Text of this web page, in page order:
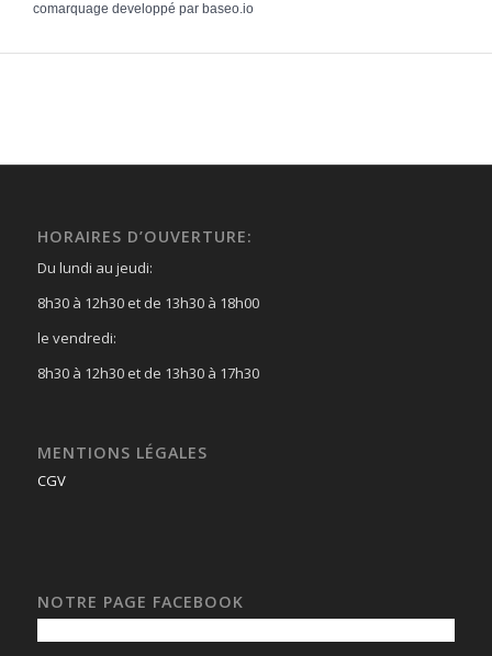
comarquage developpé par baseo.io
HORAIRES D’OUVERTURE:
Du lundi au jeudi:
8h30 à 12h30 et de 13h30 à 18h00
le vendredi:
8h30 à 12h30 et de 13h30 à 17h30
MENTIONS LÉGALES
CGV
NOTRE PAGE FACEBOOK